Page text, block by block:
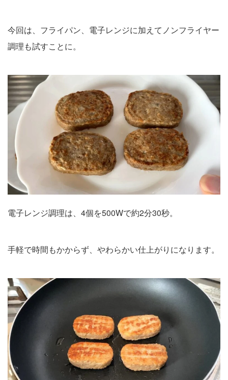
今回は、フライパン、電子レンジに加えてノンフライヤー
調理も試すことに。
電子レンジ調理は、4個を500Wで約2分30秒。
手軽で時間もかからず、やわらかい仕上がりになります。